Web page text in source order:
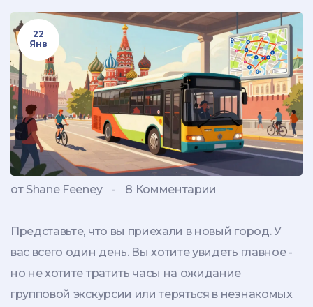
22
Янв
от Shane Feeney - 8 Комментарии
Представьте, что вы приехали в новый город. У
вас всего один день. Вы хотите увидеть главное -
но не хотите тратить часы на ожидание
групповой экскурсии или теряться в незнакомых